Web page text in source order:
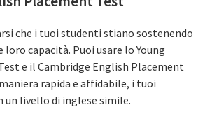
che i tuoi studenti stiano sostenendo
loro capacità. Puoi usare lo Young
e il Cambridge English Placement
rapida e affidabile, i tuoi
un livello di inglese simile.